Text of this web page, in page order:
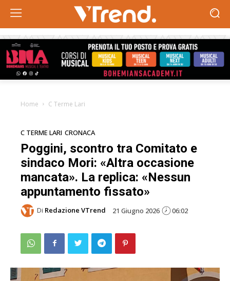
Home C Terme Lari
C TERME LARI CRONACA
Poggini, scontro tra Comitato e
sindaco Mori: «Altra occasione
mancata». La replica: «Nessun
appuntamento fissato»
Di Redazione VTrend 21 Giugno 2026 06:02